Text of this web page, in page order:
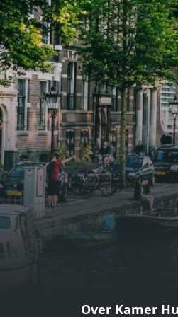
gezellige zithoek
eethoek. De
gemakken
bereiden van
Vanuit de
balkon op, waar
van een prachtig
moment van
beschikt over
slaapkamers van
m² en 8 m².
van
werkplek, een
persoonlijke
gemak en
Over Kamer